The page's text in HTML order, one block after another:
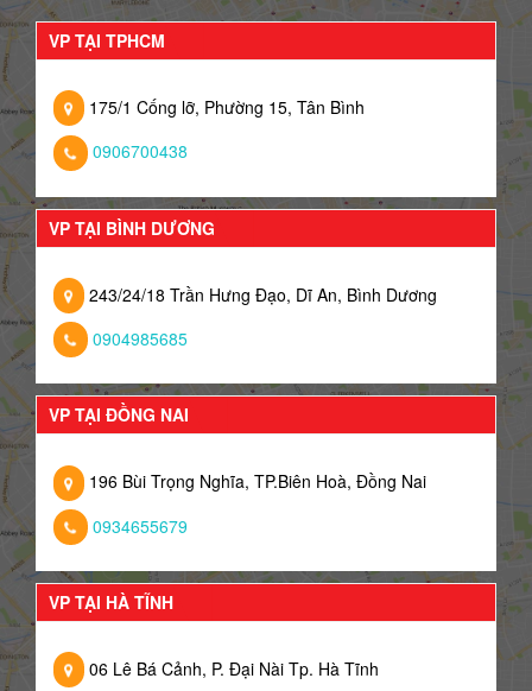
VP TẠI TPHCM
175/1 Cống lỡ, Phường 15, Tân Bình
0906700438
VP TẠI BÌNH DƯƠNG
243/24/18 Trần Hưng Đạo, Dĩ An, Bình Dương
0904985685
VP TẠI ĐỒNG NAI
196 Bùi Trọng Nghĩa, TP.Biên Hoà, Đồng Nai
0934655679
VP TẠI HÀ TĨNH
06 Lê Bá Cảnh, P. Đại Nài Tp. Hà Tĩnh